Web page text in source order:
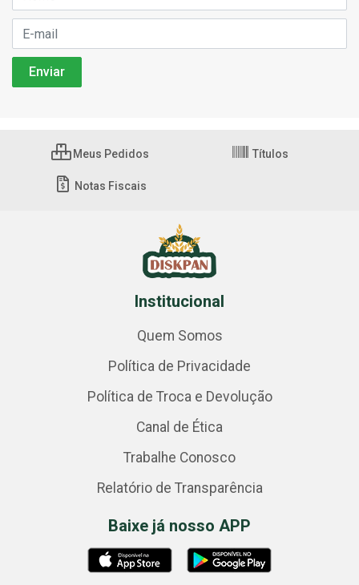
Meus Pedidos Títulos
Notas Fiscais
Institucional
Quem Somos
Política de Privacidade
Política de Troca e Devolução
Canal de Ética
Trabalhe Conosco
Relatório de Transparência
Baixe já nosso APP